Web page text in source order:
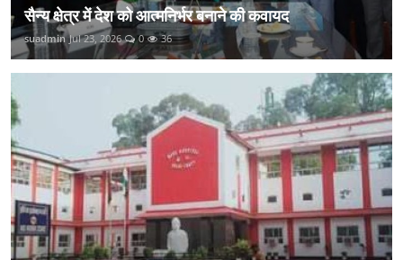
सैन्य क्षेत्र में देश को आत्मनिर्भर बनाने की कवायद
suadmin Jul 23, 2026 0 36